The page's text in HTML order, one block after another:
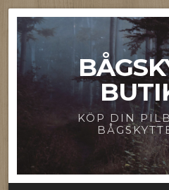
KÖP DIN